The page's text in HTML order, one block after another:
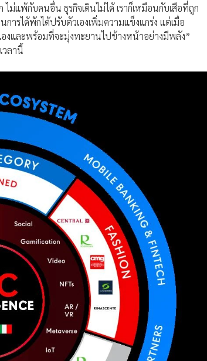
ไม่แพ้กับคนอื่น ธุรกิจเดินไม่ได้ เราก็เหมือนกับเสือที่ถูก
ารได้พักได้ปรับตัวเองเพิ่มความแข็งแกร่ง แต่เมื่อ
งและพร้อมที่จะมุ่งทะยานไปข้างหน้าอย่างมีพลัง”
ลานี้